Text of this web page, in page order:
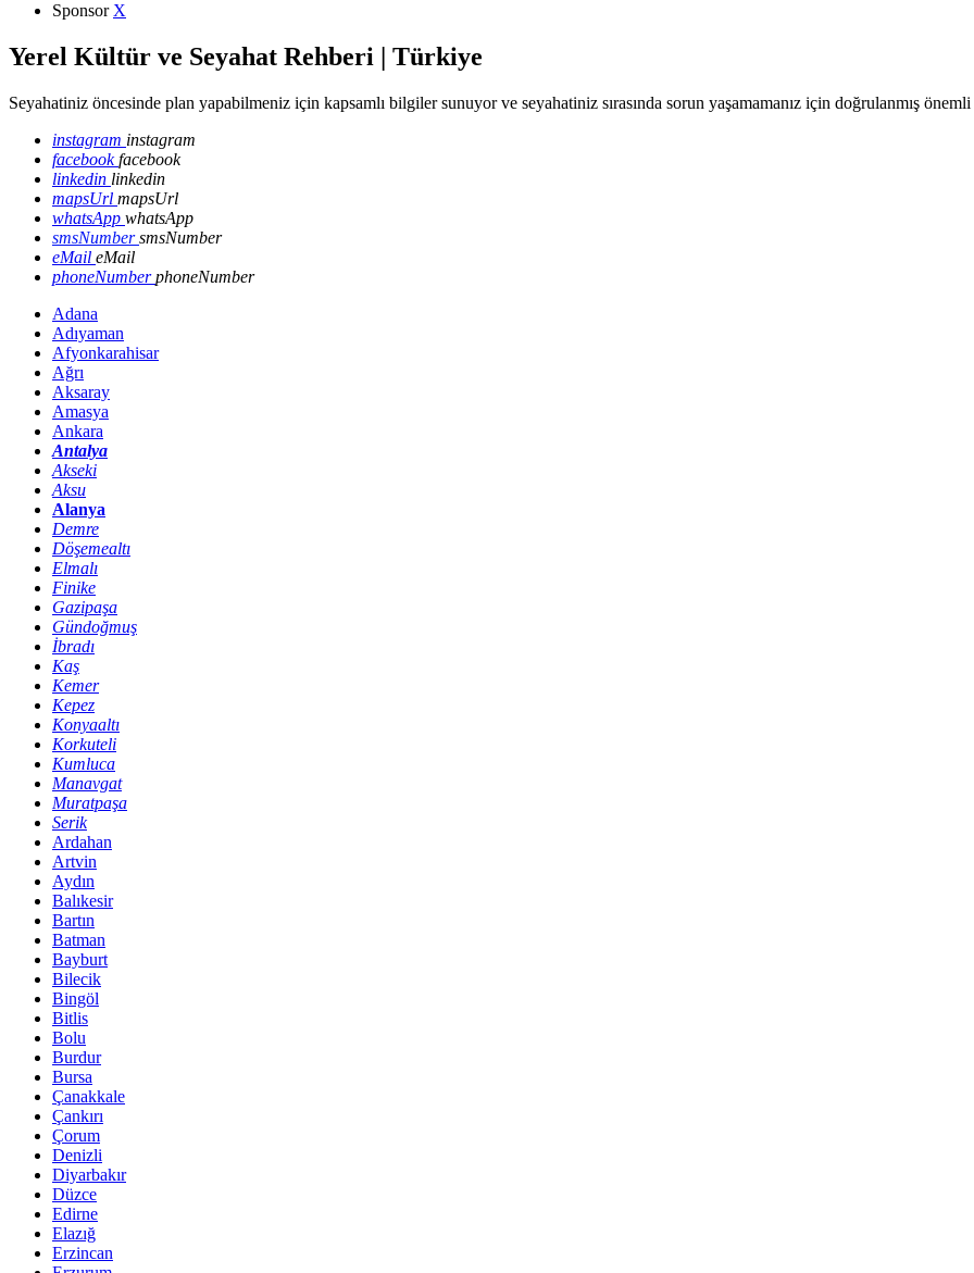
Sponsor X
Yerel Kültür ve Seyahat Rehberi | Türkiye
Seyahatiniz öncesinde plan yapabilmeniz için kapsamlı bilgiler sunuyor ve seyahatiniz sırasında sorun yaşamamanız için doğrulanmış
instagram instagram
facebookfacebook
linkedin linkedin
mapsUrl mapsUrl
whatsApp whatsApp
smsNumbersmsNumber
eMail eMail
phoneNumberphoneNumber
Adana
Adıyaman
Afyonkarahisar
Ağrı
Aksaray
Amasya
Ankara
Antalya
Akseki
Aksu
Alanya
Demre
Döşemealtı
Elmalı
Finike
Gazipaşa
Gündoğmuş
İbradı
Kaş
Kemer
Kepez
Konyaaltı
Korkuteli
Kumluca
Manavgat
Muratpaşa
Serik
Ardahan
Artvin
Aydın
Balıkesir
Bartın
Batman
Bayburt
Bilecik
Bingöl
Bitlis
Bolu
Burdur
Bursa
Çanakkale
Çankırı
Çorum
Denizli
Diyarbakır
Düzce
Edirne
Elazığ
Erzincan